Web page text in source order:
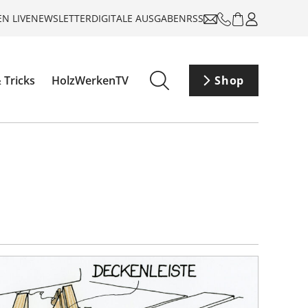
LIVENEWSLETTERDIGITALE AUSGABENRSS
Tricks HolzWerkenTV Shop